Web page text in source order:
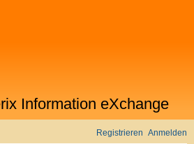
Information eXchange
Anmelden
Registrieren